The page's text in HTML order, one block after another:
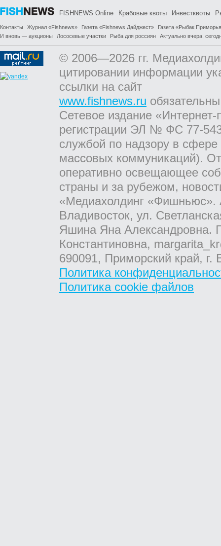
FISHNEWS Online Крабовые квоты Инвестквоты
Контакты Журнал «Fishnews» Газета «Fishnews Дайджест»
Газета «Рыбак
И вновь — аукционы
Лососевые участки Рыба для россиян Актуально вчера,
© 2006—2026 гг.
цитировании информации
ссылки на сайт
www.fishnews.ru
Сетевое издание
регистрации ЭЛ № ФС 77-
службой по надзору в
массовых коммуникаций).
оперативно освещающее
страны и за рубежом,
«Медиахолдинг «Фишньюс».
Владивосток, ул.
Яшина Яна Александровна.
Константиновна,
690091, Приморский край,
Политика
Политика cookie файлов